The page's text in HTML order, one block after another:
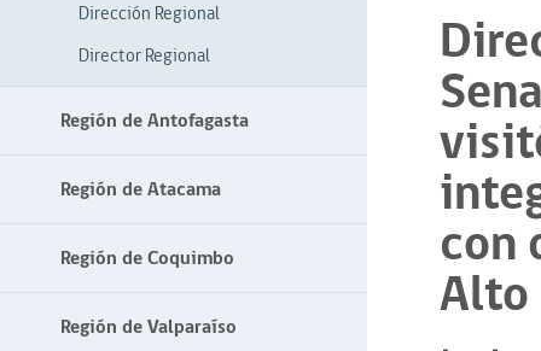
Dirección Regional
Director Regional
Región de Antofagasta
Región de Atacama
Región de Coquimbo
Región de Valparaíso
con
Alto